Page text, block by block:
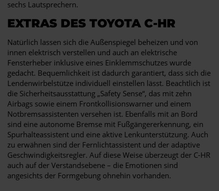
sechs Lautsprechern.
EXTRAS DES TOYOTA C-HR
Natürlich lassen sich die Außenspiegel beheizen und von
innen elektrisch verstellen und auch an elektrische
Fensterheber inklusive eines Einklemmschutzes wurde
gedacht. Bequemlichkeit ist dadurch garantiert, dass sich die
Lendenwirbelstütze individuell einstellen lässt. Beachtlich ist
die Sicherheitsausstattung „Safety Sense“, das mit zehn
Airbags sowie einem Frontkollisionswarner und einem
Notbremsassistenten versehen ist. Ebenfalls mit an Bord
sind eine autonome Bremse mit Fußgängererkennung, ein
Spurhalteassistent und eine aktive Lenkunterstützung. Auch
zu erwähnen sind der Fernlichtassistent und der adaptive
Geschwindigkeitsregler. Auf diese Weise überzeugt der C-HR
auch auf der Verstandsebene – die Emotionen sind
angesichts der Formgebung ohnehin vorhanden.